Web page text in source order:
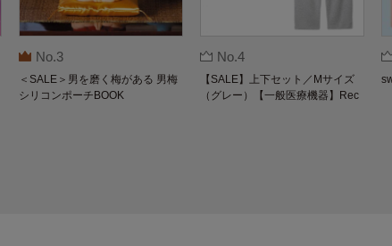
No.3
＜SALE＞男を磨く梅がある 男梅
シリコンポーチBOOK
No.4
【SALE】上下セット／Mサイズ
（グレー）【一般医療機器】Rec